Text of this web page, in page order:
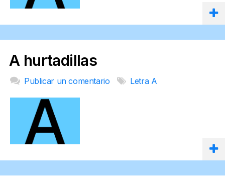
A hurtadillas
Publicar un comentario Letra A